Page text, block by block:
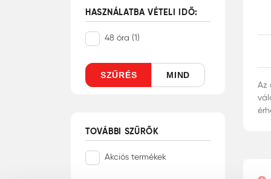
HASZNÁLATBA VÉTELI IDŐ:
48 óra (1)
SZŰRÉS MIND
TOVÁBBI SZŰRŐK
Akciós termékek
A
fa
Az